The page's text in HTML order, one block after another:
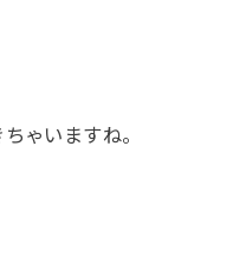
ゃいますね。